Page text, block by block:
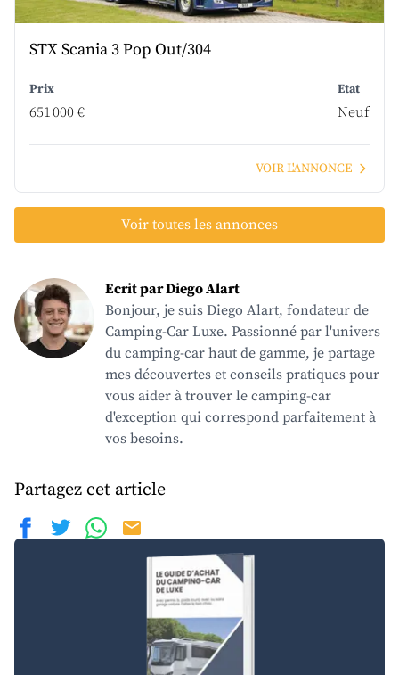
STX Scania 3 Pop Out/304
Prix
651 000 €
Etat
Neuf
VOIR L'ANNONCE
Voir toutes les annonces
Ecrit par Diego Alart
Bonjour, je suis Diego Alart, fondateur de
Camping-Car Luxe. Passionné par l'univers
du camping-car haut de gamme, je partage
mes découvertes et conseils pratiques pour
vous aider à trouver le camping-car
d'exception qui correspond parfaitement à
vos besoins.
Partagez cet article